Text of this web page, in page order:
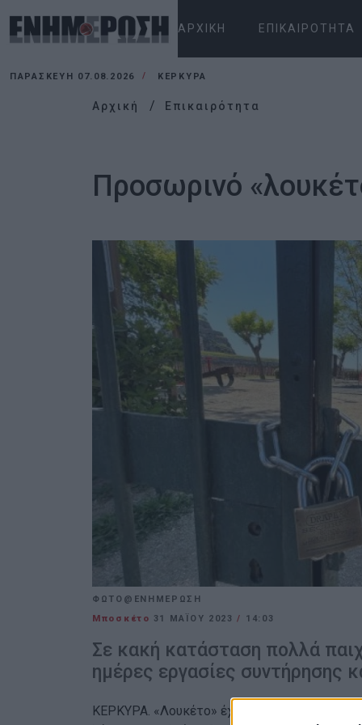
ΑΡΧΙΚΉ ΕΠΙΚΑΙΡΌΤΗΤΑ
ΠΑΡΑΣΚΕΥΉ 07.08.2026 ΚΕΡΚΥΡΑ
Αρχική Επικαιρότητα
Προσωρινό
ΦΩΤΟ@ΕΝΗΜΕΡΩΣΗ
Μποσκέτο 31 ΜΑΪ́ΟΥ 2023/ 14:03
Σε κακή κατάσταση πολλά
ημέρες εργασίες συντήρησης
ΚΕΡΚΥΡΑ. «Λουκέτο» έχει μπει εδώ και